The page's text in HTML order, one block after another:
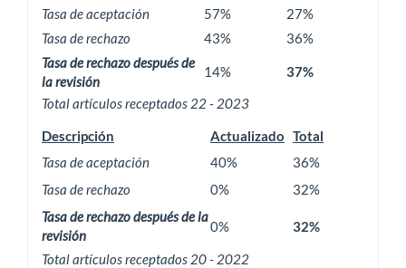
Tasa de aceptación
57%
27%
Tasa de rechazo
43%
36%
Tasa de rechazo después de
la revisión
14%
37%
Total artículos receptados 22 - 2023
Descripción
Actualizado Total
Tasa de aceptación
40%
36%
Tasa de rechazo
0%
32%
Tasa de rechazo después de la
revisión
0%
32%
Total artículos receptados 20 - 2022